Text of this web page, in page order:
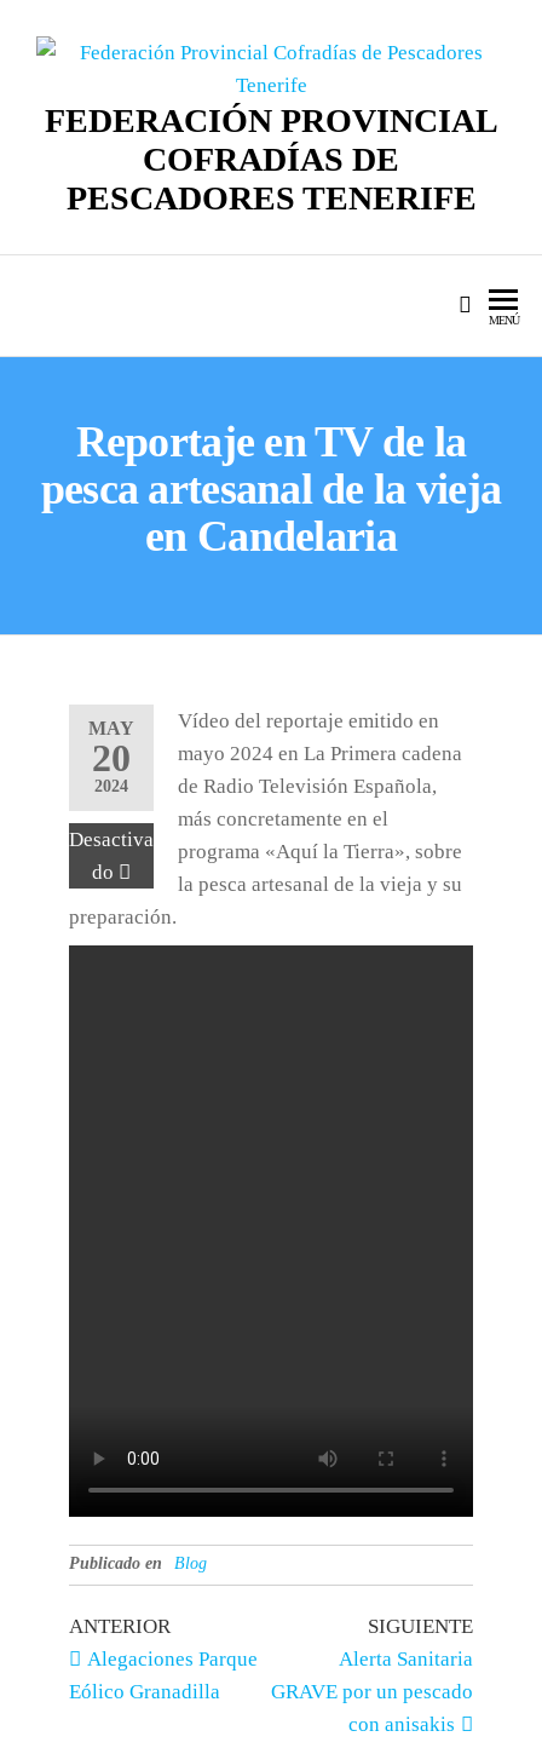
FEDERACIÓN PROVINCIAL
COFRADÍAS DE
PESCADORES TENERIFE
MENÚ
Reportaje en TV de la
pesca artesanal de la vieja
en Candelaria
MAY
20
2024
Desactiva
do
Vídeo del reportaje emitido en
mayo 2024 en La Primera cadena
de Radio Televisión Española,
más concretamente en el
programa «Aquí la Tierra», sobre
la pesca artesanal de la vieja y su
preparación.
Publicado en Blog
ANTERIOR
Alegaciones Parque
Eólico Granadilla
SIGUIENTE
Alerta Sanitaria
GRAVE por un pescado
con anisakis